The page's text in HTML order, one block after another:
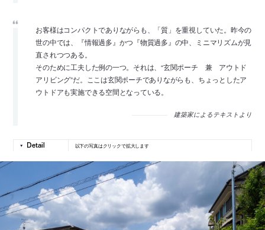
お客様はコンパクトでありながらも、「質」を重視していた。昨今の
世の中では、『情報過多』かつ『物質過多』の中、ミニマリズムが見
直されつつある。
そのために工夫した例の一つ。それは、“玄関ポーチ 兼 アウトド
アリビング”だ。ここは玄関ポーチでありながらも、ちょっとしたア
ウトドアも実施できる空間となっている。
建築家によるテキストより
以下の写真はクリックで拡大します